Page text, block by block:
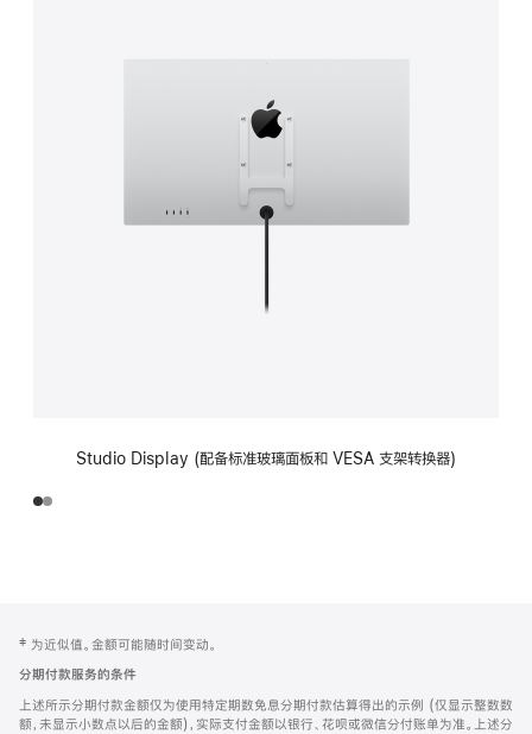
Studio Display (配备标准玻璃面板和 VESA 支架转换器)
页
页
脚
注
‡ 为近似值。金额可能随时间变动。
分期付款服务的条件
上述所示分期付款金额仅为使用特定期数免息分期付款估算得出的示例 (仅显示整数数
额，未显示小数点以后的金额)，实际支付金额以银行、花呗或微信分付账单为准。上述分